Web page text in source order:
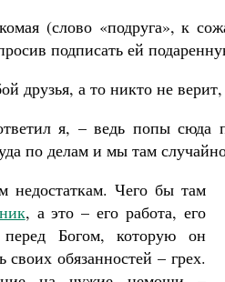
(слово «подруга», к
подписать ей
друзья, а то никто не
я, – ведь попы сюда
по делам и мы там
недостаткам. Чего бы там
, а это – его работа, его
Богом, которую он
своих обязанностей – грех.